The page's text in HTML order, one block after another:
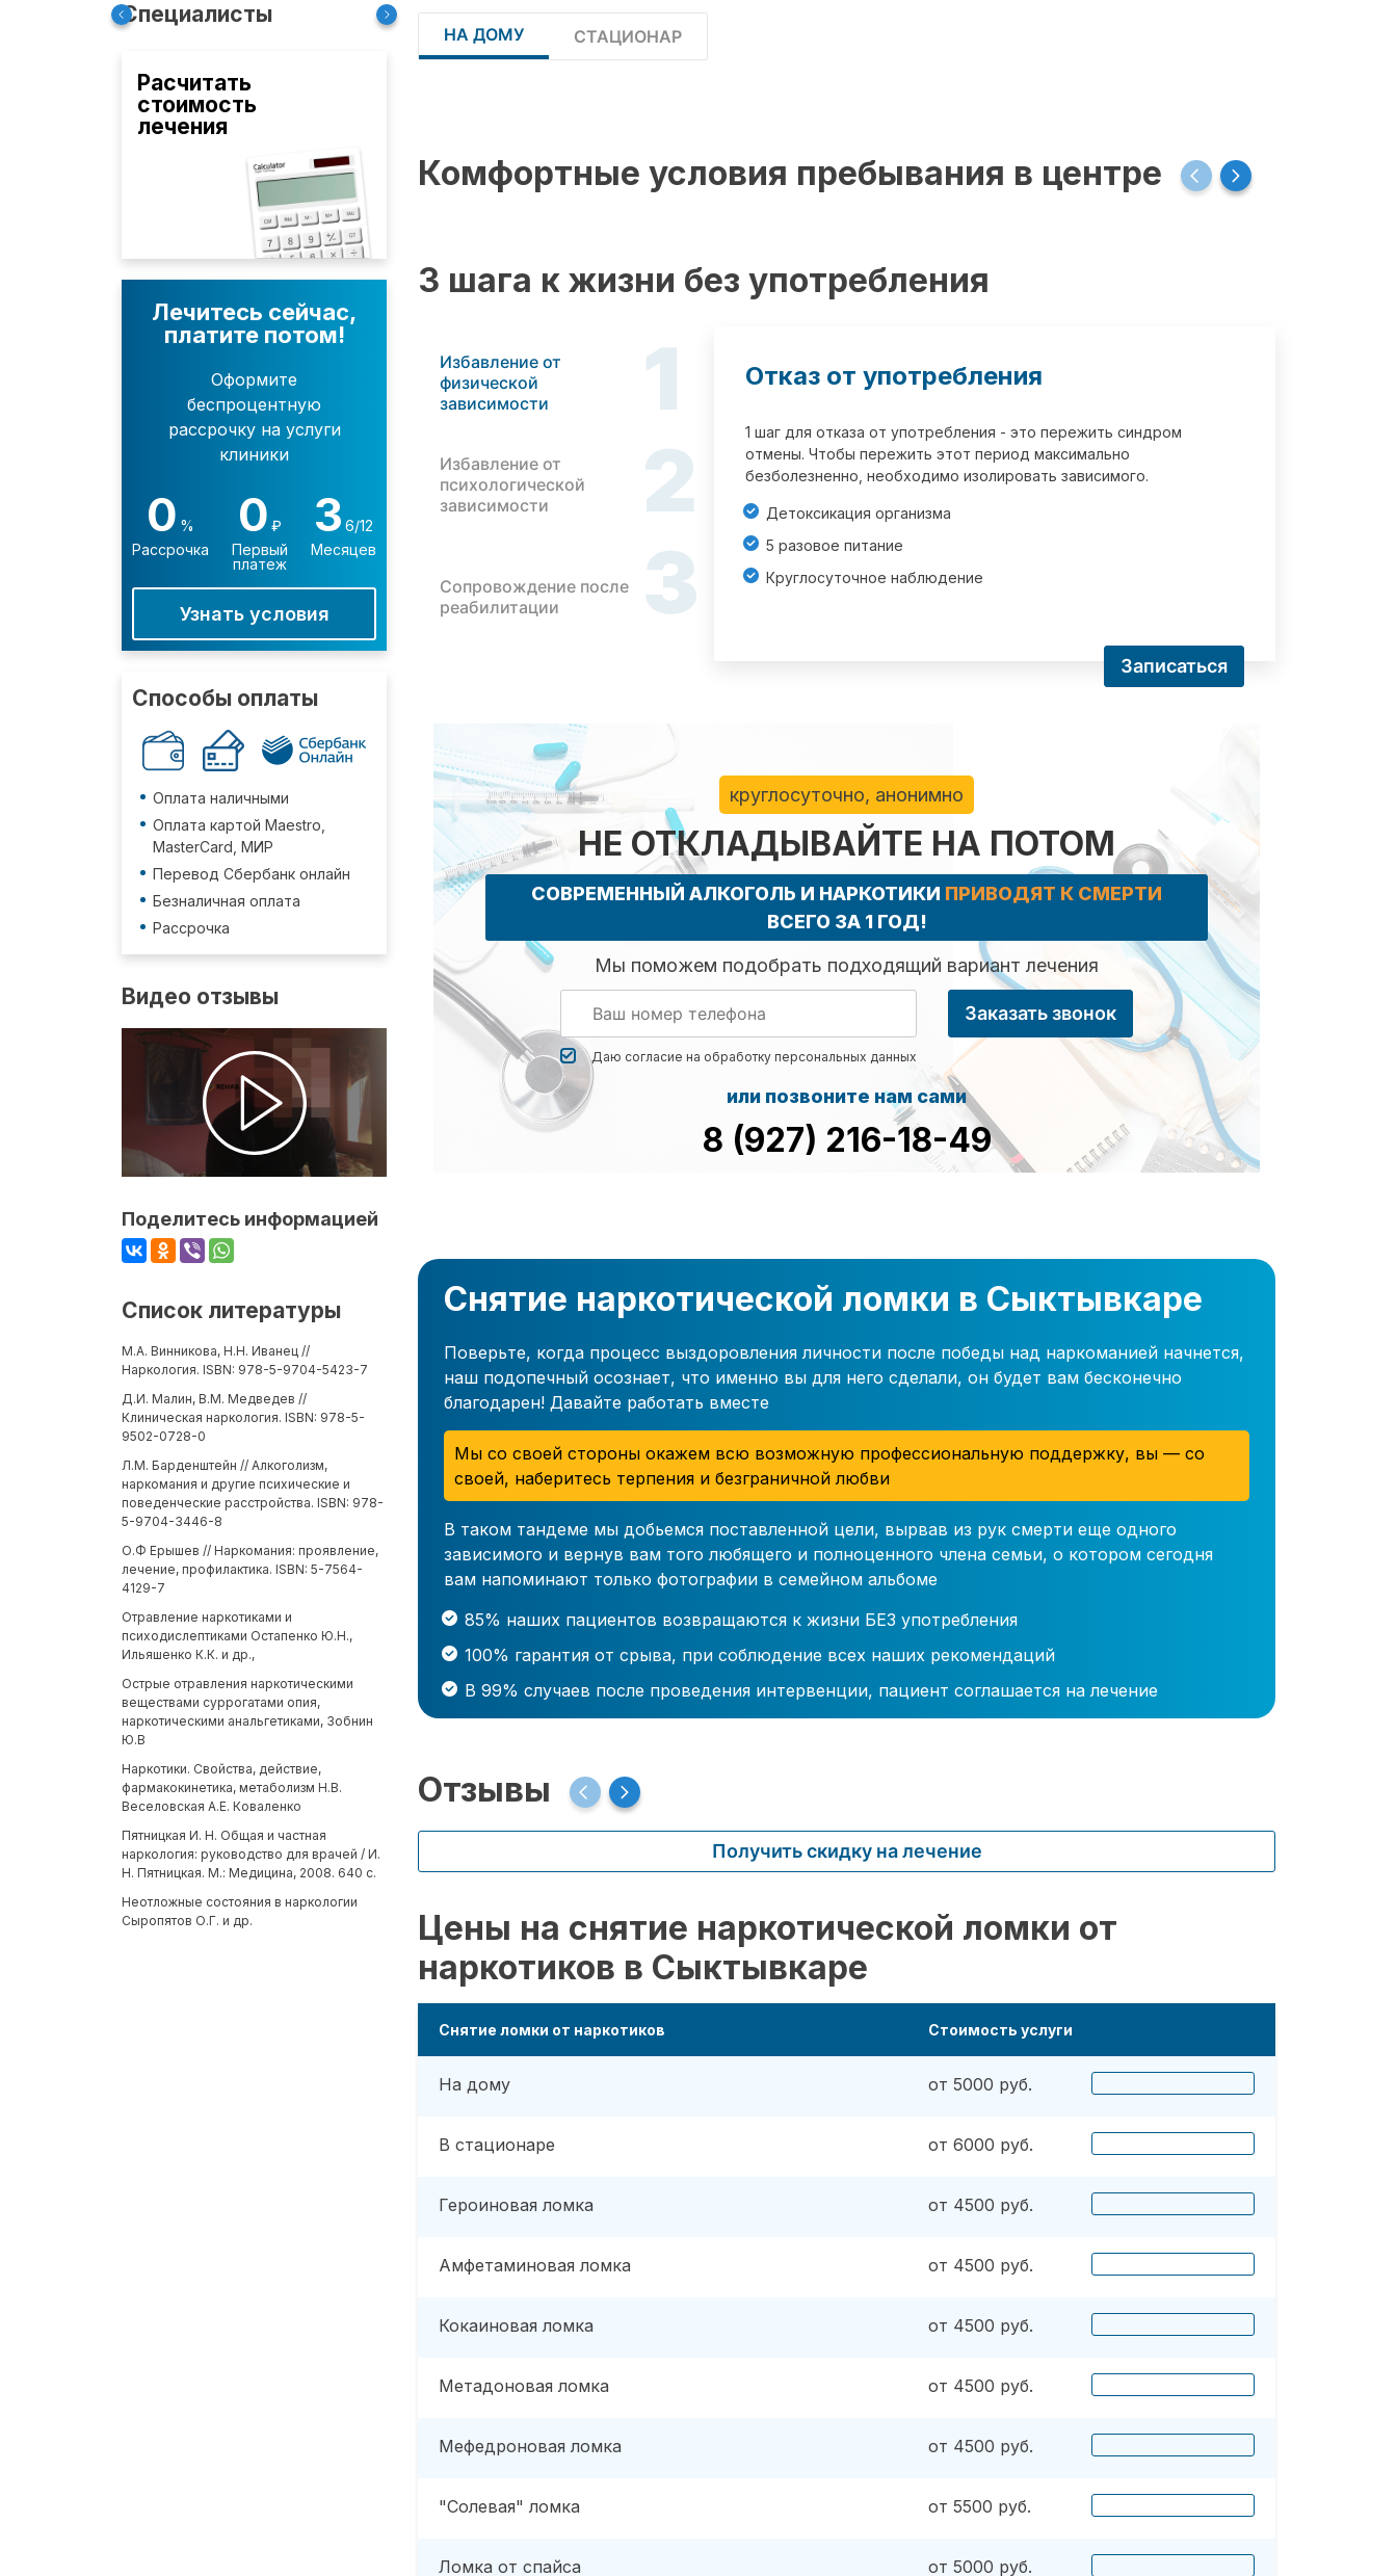
Специалисты
Расчитать
стоимость
лечения
Лечитесь сейчас,
платите потом!
Оформите
беспроцентную
рассрочку на услуги
клиники
0 %
Рассрочка
0 ₽
Первый
платеж
3 6/12
Месяцев
Узнать условия
Способы оплаты
Оплата наличными
Оплата картой Maestro,
MasterCard, МИР
Перевод Сбербанк онлайн
Безналичная оплата
Рассрочка
Видео отзывы
Поделитесь информацией
Список литературы
М.А. Винникова, Н.Н. Иванец //
Наркология. ISBN: 978-5-9704-5423-7
Д.И. Малин, В.М. Медведев //
Клиническая наркология. ISBN: 978-5-
9502-0728-0
Л.М. Барденштейн // Алкоголизм,
наркомания и другие психические и
поведенческие расстройства. ISBN: 978-
5-9704-3446-8
О.Ф Ерышев // Наркомания: проявление,
лечение, профилактика. ISBN: 5-7564-
4129-7
Отравление наркотиками и
психодислептиками Остапенко Ю.Н.,
Ильяшенко К.К. и др.,
Острые отравления наркотическими
веществами суррогатами опия,
наркотическими анальгетиками, Зобнин
Ю.В
Наркотики. Свойства, действие,
фармакокинетика, метаболизм Н.В.
Веселовская А.Е. Коваленко
Пятницкая И. Н. Общая и частная
наркология: руководство для врачей / И.
Н. Пятницкая. М.: Медицина, 2008. 640 с.
Неотложные состояния в наркологии
Сыропятов О.Г. и др.
НА ДОМУ СТАЦИОНАР
Комфортные условия пребывания в центре
3 шага к жизни без употребления
Избавление от
физической
зависимости
1
Избавление от
психологической
зависимости
2
Сопровождение после
реабилитации
3
Отказ от употребления
1 шаг для отказа от употребления - это пережить синдром
отмены. Чтобы пережить этот период максимально
безболезненно, необходимо изолировать зависимого.
Детоксикация организма
5 разовое питание
Круглосуточное наблюдение
Записаться
круглосуточно, анонимно
НЕ ОТКЛАДЫВАЙТЕ НА ПОТОМ
СОВРЕМЕННЫЙ АЛКОГОЛЬ И НАРКОТИКИ ПРИВОДЯТ К СМЕРТИ
ВСЕГО ЗА 1 ГОД!
Мы поможем подобрать подходящий вариант лечения
Даю согласие на обработку персональных данных
Заказать звонок
или позвоните нам сами
8 (927) 216-18-49
Снятие наркотической ломки в Сыктывкаре
Поверьте, когда процесс выздоровления личности после победы над наркоманией начнется,
наш подопечный осознает, что именно вы для него сделали, он будет вам бесконечно
благодарен! Давайте работать вместе
Мы со своей стороны окажем всю возможную профессиональную поддержку, вы — со
своей, наберитесь терпения и безграничной любви
В таком тандеме мы добьемся поставленной цели, вырвав из рук смерти еще одного
зависимого и вернув вам того любящего и полноценного члена семьи, о котором сегодня
вам напоминают только фотографии в семейном альбоме
85% наших пациентов возвращаются к жизни БЕЗ употребления
100% гарантия от срыва, при соблюдение всех наших рекомендаций
В 99% случаев после проведения интервенции, пациент соглашается на лечение
Отзывы
Получить скидку на лечение
Цены на снятие наркотической ломки от
наркотиков в Сыктывкаре
Снятие ломки от наркотиков Стоимость услуги
На дому от 5000 руб.
В стационаре от 6000 руб.
Героиновая ломка от 4500 руб.
Амфетаминовая ломка от 4500 руб.
Кокаиновая ломка от 4500 руб.
Метадоновая ломка от 4500 руб.
Мефедроновая ломка от 4500 руб.
"Солевая" ломка от 5500 руб.
Ломка от спайса от 5000 руб.